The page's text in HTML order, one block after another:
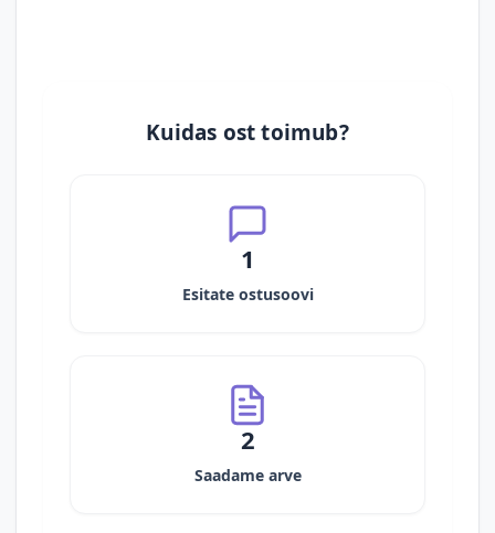
Kuidas ost toimub?
1
Esitate ostusoovi
2
Saadame arve